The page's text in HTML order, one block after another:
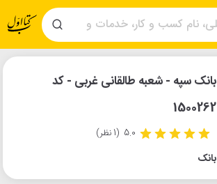
بانک سپه - شعبه طالقانی غربی - کد
1500262
5.0 (1 نظر)
بانک